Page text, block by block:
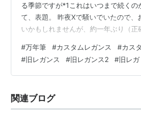
る季節ですが*1これはいつまで続くの
て、表題。 昨夜Xで騒いでいたので、
いかもしれませんが、約一年ぶり（正
2 レッド×ブルーです！ いわゆる旧レ
年筆ですが、この度某オークションに
た〜〜！ 廃盤から約20年弱経った今
こで販売されても瞬殺なことが多いで
て嬉しい限りです。 ちょこちょこ…
#万年筆 #カスタムレガンス #カス
#旧レガンス #旧レガンス2 #旧レガ
関連ブログ